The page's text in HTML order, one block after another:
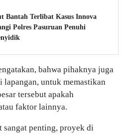
Bantah Terlibat Kasus Innova
Polres Pasuruan Penuhi
bahwa pihaknya juga
lapangan, untuk memastikan
tersebut apakah
faktor lainnya.
sangat penting, proyek di